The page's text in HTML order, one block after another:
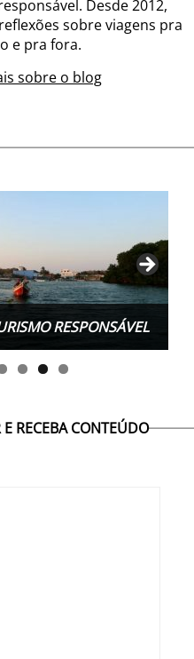
Desde 2012,
sobre viagens pra
e pra fora.
sobre o blog
RESPONSÁVEL
ESTUDAR FORA
RECEBA CONTEÚDO